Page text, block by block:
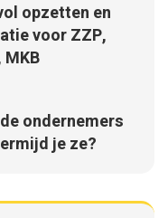
opzetten en
voor ZZP,
ondernemers
je ze?